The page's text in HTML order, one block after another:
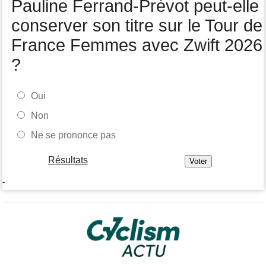
08:25
Média
Les vidéos cyclisme sont sur Dailymotion : Cyclism'Actu TV
Pauline Ferrand-Prévot peut-elle
conserver son titre sur le Tour de
France Femmes avec Zwift 2026
?
Oui
Non
Ne se prononce pas
Résultats
-